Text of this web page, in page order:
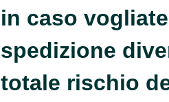
in caso
spedizione
totale rischio